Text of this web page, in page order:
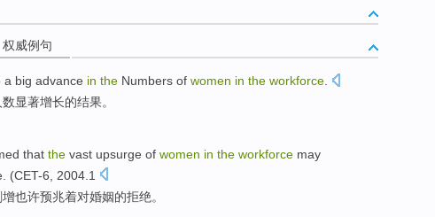
权威例句
a big advance in the Numbers of women in the workforce
显著增长的结果。
that the vast upsurge of women in the workforce may
. (CET-6, 2004.1
增也许预兆着对婚姻的拒绝。